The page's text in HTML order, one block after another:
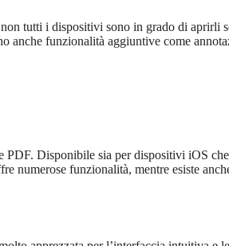
tutti i dispositivi sono in grado di aprirli
anche funzionalità aggiuntive come
PDF. Disponibile sia per dispositivi iOS che
numerose funzionalità, mentre esiste